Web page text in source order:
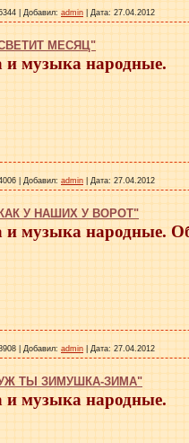
Добавил: admin Дата: 27.04.2012
МЕСЯЦ"
и музыка народные.
Добавил: admin Дата: 27.04.2012
У НАШИХ У ВОРОТ"
и музыка народные.
Добавил: admin Дата: 27.04.2012
ТЫ ЗИМУШКА-ЗИМА"
и музыка народные.